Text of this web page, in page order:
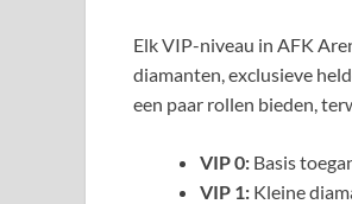
Elk VIP-niveau in AFK
diamanten, exclusieve
een paar rollen bieden,
VIP 0: Basis
VIP 1: Kleine